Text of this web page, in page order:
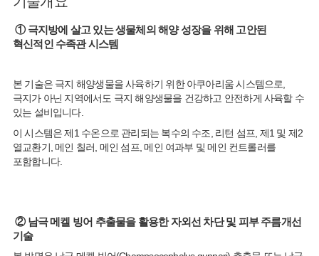
① 극지방에 살고 있는 생물체의 해양 성장을 위해 고안된
혁신적인 수족관 시스템
본 기술은 극지 해양생물을 사육하기 위한 아쿠아리움 시스템으로,
극지가 아닌 지역에서도 극지 해양생물을 건강하고 안전하게 사육할 수
있는 설비입니다.
이 시스템은 제1 수온으로 관리되는 복수의 수조, 리턴 섬프, 제1 및 제2
열교환기, 메인 칠러, 메인 섬프, 메인 여과부 및 메인 컨트롤러를
포함합니다.
② 남극 메켈 빙어 추출물을 활용한 자외선 차단 및 피부 주름개선
기술